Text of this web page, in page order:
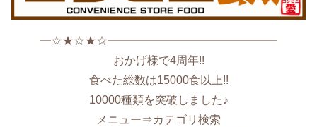
━☆★☆★☆━━━━━━━━━━━━━━━
おかげ様で4周年!!
食べた総数は15000食以上!!
10000種類を突破しました♪
メニュー⇒カテゴリ検索